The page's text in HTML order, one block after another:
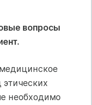
вопросы
необходимо